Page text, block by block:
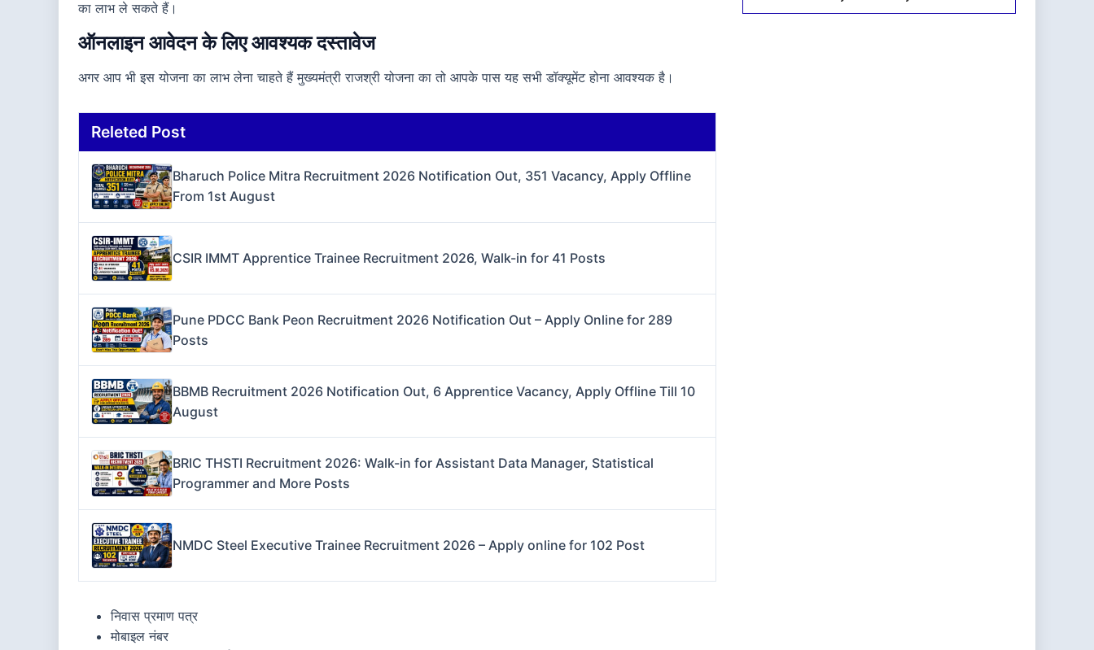
का लाभ ले सकते हैं।
ऑनलाइन आवेदन के लिए आवश्यक दस्तावेज
अगर आप भी इस योजना का लाभ लेना चाहते हैं मुख्यमंत्री राजश्री योजना का तो आपके पास यह सभी डॉक्यूमेंट होना आवश्यक है।
Releted Post
Bharuch Police Mitra Recruitment 2026 Notification Out, 351 Vacancy, Apply Offline
From 1st August
CSIR IMMT Apprentice Trainee Recruitment 2026, Walk-in for 41 Posts
Pune PDCC Bank Peon Recruitment 2026 Notification Out – Apply Online for 289
Posts
BBMB Recruitment 2026 Notification Out, 6 Apprentice Vacancy, Apply Offline Till 10
August
BRIC THSTI Recruitment 2026: Walk-in for Assistant Data Manager, Statistical
Programmer and More Posts
NMDC Steel Executive Trainee Recruitment 2026 – Apply online for 102 Post
निवास प्रमाण पत्र
मोबाइल नंबर